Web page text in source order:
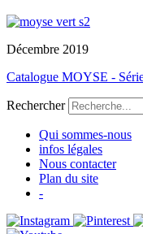
Décembre 2019
Catalogue MOYSE -
Rechercher
Qui sommes-nous
infos légales
Nous contacter
Plan du site
-